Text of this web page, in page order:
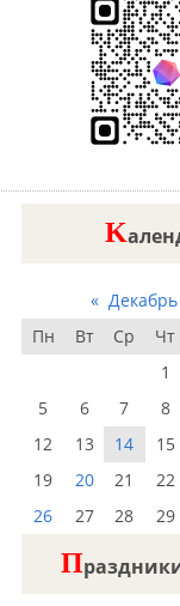
K
«
Пн
Вт Ср Чт
1
5
6 7 8
12
13 14 15
19
20 21 22
26
27 28 29
П